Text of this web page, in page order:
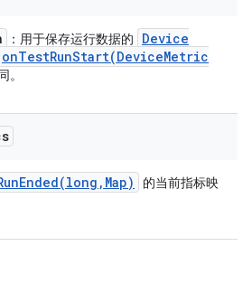
：用于保存运行数据的
Device
onTestRunStart(DeviceMetric
。
long , Map)
的当前指标映